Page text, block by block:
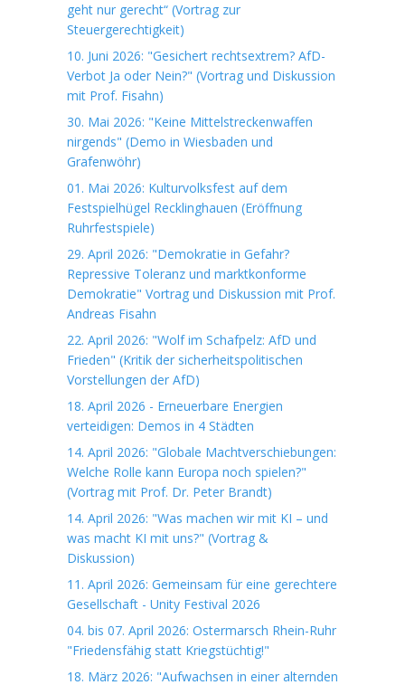
geht nur gerecht“ (Vortrag zur
Steuergerechtigkeit)
10. Juni 2026: "Gesichert rechtsextrem? AfD-
Verbot Ja oder Nein?" (Vortrag und Diskussion
mit Prof. Fisahn)
30. Mai 2026: "Keine Mittelstreckenwaffen
nirgends" (Demo in Wiesbaden und
Grafenwöhr)
01. Mai 2026: Kulturvolksfest auf dem
Festspielhügel Recklinghauen (Eröffnung
Ruhrfestspiele)
29. April 2026: "Demokratie in Gefahr?
Repressive Toleranz und marktkonforme
Demokratie" Vortrag und Diskussion mit Prof.
Andreas Fisahn
22. April 2026: "Wolf im Schafpelz: AfD und
Frieden" (Kritik der sicherheitspolitischen
Vorstellungen der AfD)
18. April 2026 - Erneuerbare Energien
verteidigen: Demos in 4 Städten
14. April 2026: "Globale Machtverschiebungen:
Welche Rolle kann Europa noch spielen?"
(Vortrag mit Prof. Dr. Peter Brandt)
14. April 2026: "Was machen wir mit KI – und
was macht KI mit uns?" (Vortrag &
Diskussion)
11. April 2026: Gemeinsam für eine gerechtere
Gesellschaft - Unity Festival 2026
04. bis 07. April 2026: Ostermarsch Rhein-Ruhr
"Friedensfähig statt Kriegstüchtig!"
18. März 2026: "Aufwachsen in einer alternden